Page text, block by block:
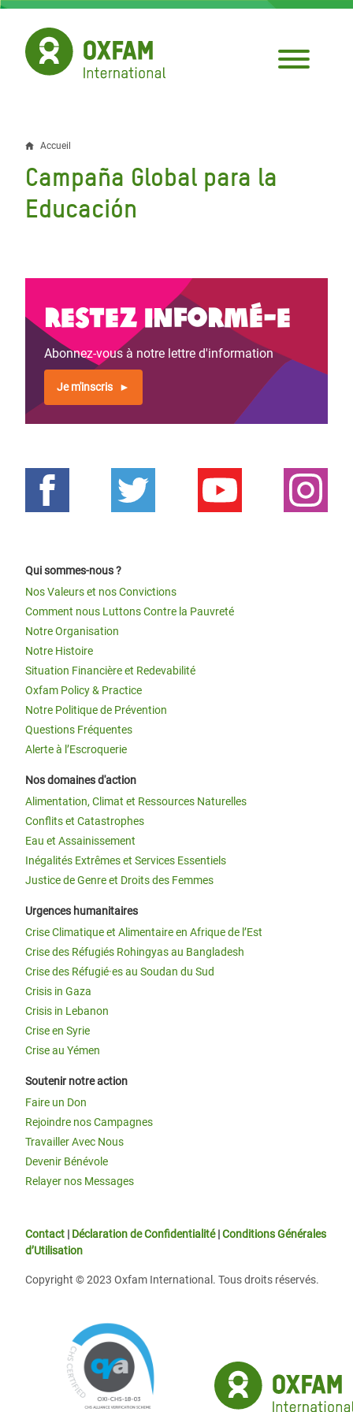
Aller
contenu
principal
Fil
d'Ariane
Accueil
Campaña Global para la
Educación
Restez informé-e
Abonnez-vous à notre lettre d'information
Je m'inscris
Qui sommes-nous ?
Nos Valeurs et nos Convictions
Comment nous Luttons Contre la Pauvreté
Notre Organisation
Notre Histoire
Situation Financière et Redevabilité
Oxfam Policy & Practice
Notre Politique de Prévention
Questions Fréquentes
Alerte à l’Escroquerie
Nos domaines d'action
Alimentation, Climat et Ressources Naturelles
Conflits et Catastrophes
Eau et Assainissement
Inégalités Extrêmes et Services Essentiels
Justice de Genre et Droits des Femmes
Urgences humanitaires
Crise Climatique et Alimentaire en Afrique de l’Est
Crise des Réfugiés Rohingyas au Bangladesh
Crise des Réfugié·es au Soudan du Sud
Crisis in Gaza
Crisis in Lebanon
Crise en Syrie
Crise au Yémen
Soutenir notre action
Faire un Don
Rejoindre nos Campagnes
Travailler Avec Nous
Devenir Bénévole
Relayer nos Messages
Contact | Déclaration de Confidentialité|Conditions Générales
d’Utilisation
Copyright © 2023 Oxfam International. Tous droits réservés.